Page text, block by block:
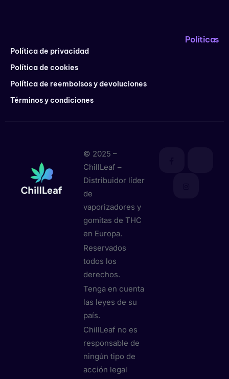
Políticas
Política de privacidad
Política de cookies
Política de reembolsos y devoluciones
Términos y condiciones
© 2025 –
ChillLeaf –
Distribuidor líder
de
vaporizadores y
gomitas de THC
en Europa.
Reservados
todos los
derechos.
Tenga en cuenta
las leyes de su
país.
ChillLeaf no es
responsable de
ningún tipo de
acción legal